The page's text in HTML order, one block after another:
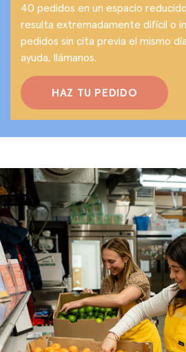
40 pedidos en un espacio
resulta extremadamente difícil o
pedidos sin cita previa el mismo
ayuda, llámanos.
HAZ TU PEDIDO